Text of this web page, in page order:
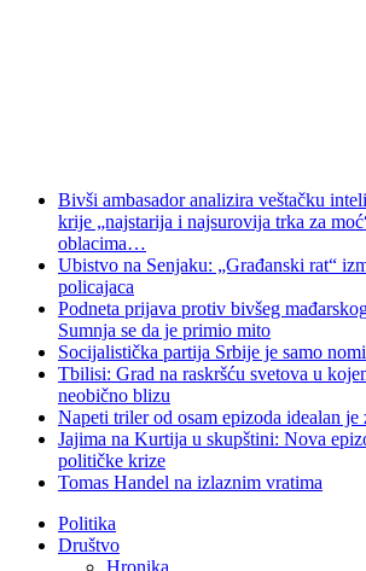
Bivši ambasador analizira veštačku
krije „najstarija i najsurovija trka za
oblacima…
Ubistvo na Senjaku: „Građanski rat“
policajaca
Podneta prijava protiv bivšeg
Sumnja se da je primio mito
Socijalistička partija Srbije je samo
Tbilisi: Grad na raskršću svetova u
neobično blizu
Napeti triler od osam epizoda idealan je
Jajima na Kurtija u skupštini: Nova
političke krize
Tomas Handel na izlaznim vratima
Politika
Društvo